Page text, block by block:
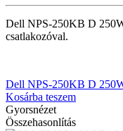
Dell NPS-250KB D
csatlakozóval.
Dell NPS-250KB D
Kosárba teszem
Gyorsnézet
Összehasonlítás